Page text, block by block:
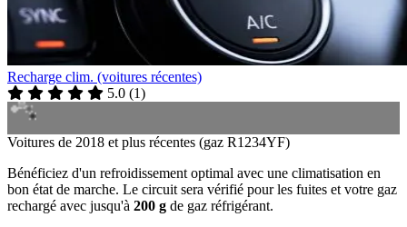
Recharge clim. (voitures récentes)
5.0 (1)
Voitures de 2018 et plus récentes (gaz R1234YF)
Bénéficiez d'un refroidissement optimal avec une climatisation en
bon état de marche. Le circuit sera vérifié pour les fuites et votre gaz
rechargé avec jusqu'à 200 g de gaz réfrigérant.